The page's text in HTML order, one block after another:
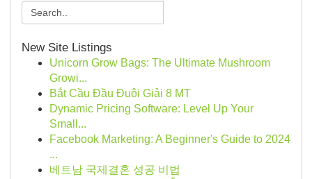
New Site Listings
Unicorn Grow Bags: The Ultimate Mushroom
Growi...
Bắt Cầu Đầu Đuôi Giải 8 MT
Dynamic Pricing Software: Level Up Your
Small...
Facebook Marketing: A Beginner's Guide to 2024
...
베트남 국제결혼 성공 비법